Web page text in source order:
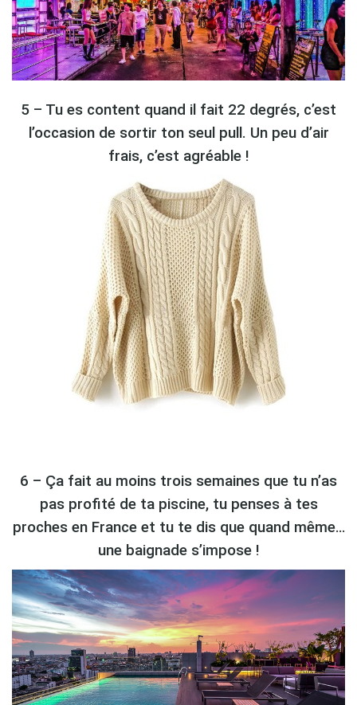
5 – Tu es content quand il fait 22 degrés, c’est
l’occasion de sortir ton seul pull. Un peu d’air
frais, c’est agréable !
6 – Ça fait au moins trois semaines que tu n’as
pas profité de ta piscine, tu penses à tes
proches en France et tu te dis que quand même…
une baignade s’impose !